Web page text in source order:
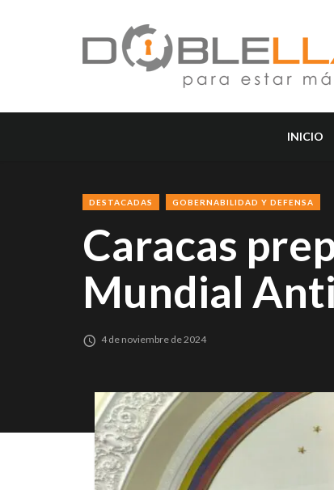
INICIO
DESTACADAS GOBERNABILIDAD Y DEFENSA
Caracas
Mundial
4 de noviembre de 2024